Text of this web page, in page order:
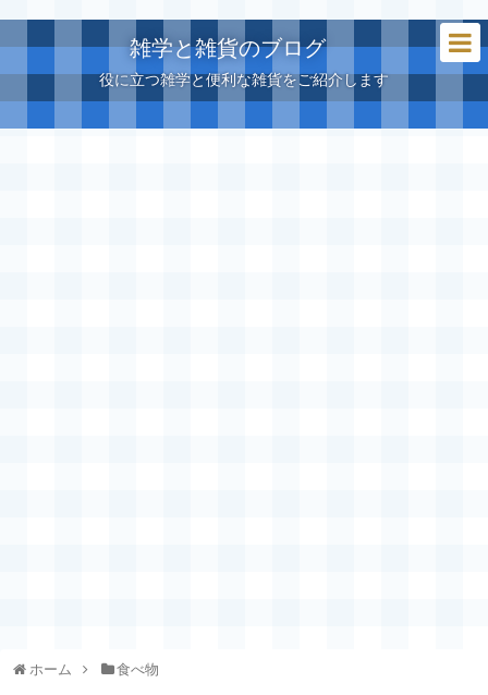
雑学と雑貨のブログ
役に立つ雑学と便利な雑貨をご紹介します
ホーム 食べ物